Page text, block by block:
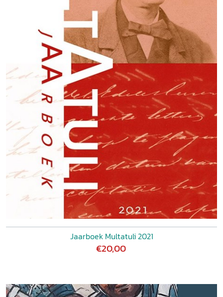
Jaarboek Multatuli 2021
€20,00